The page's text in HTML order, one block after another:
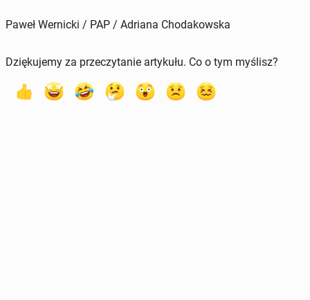
Paweł Wernicki / PAP / Adriana Chodakowska
Dziękujemy za przeczytanie artykułu. Co o tym myślisz?